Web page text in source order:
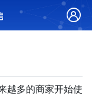
越多的商家开始使